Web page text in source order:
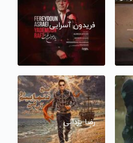
فریدون آسرایی
رضا یزدانی